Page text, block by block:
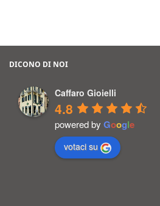
DICONO DI NOI
Caffaro Gioielli
4.8
powered by Google
votaci su